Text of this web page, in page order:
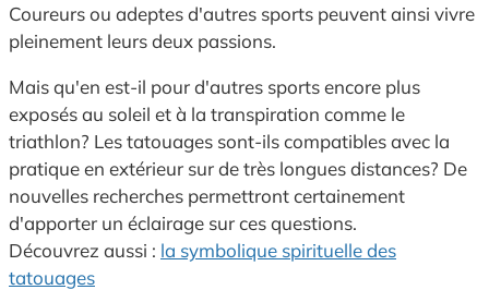
Coureurs ou adeptes d'autres sports peuvent ainsi vivre
pleinement leurs deux passions.
Mais qu'en est-il pour d'autres sports encore plus
exposés au soleil et à la transpiration comme le
triathlon? Les tatouages sont-ils compatibles avec la
pratique en extérieur sur de très longues distances? De
nouvelles recherches permettront certainement
d'apporter un éclairage sur ces questions.
Découvrez aussi : la symbolique spirituelle des
tatouages